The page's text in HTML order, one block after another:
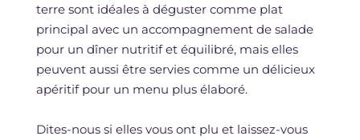
terre sont idéales à déguster comme plat
principal avec un accompagnement de salade
pour un dîner nutritif et équilibré, mais elles
peuvent aussi être servies comme un délicieux
apéritif pour un menu plus élaboré.
Dites-nous si elles vous ont plu et laissez-vous